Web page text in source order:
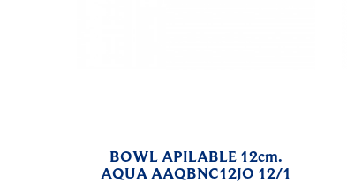
BOWL APILABLE 12cm.
AQUA AAQBNC12JO 12/1